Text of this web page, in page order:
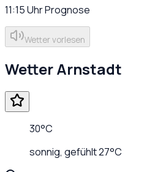
11:15UhrPrognose
Wetter vorlesen
WetterArnstadt
30°C
sonnig, gefühlt27°C